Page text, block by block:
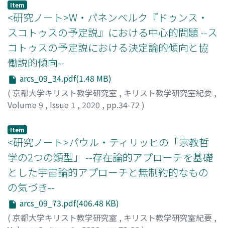
Item
<研究ノート>W・パネンベルク『ドゥンス・
スコトゥスの予定説』における中心的問題 --ス
コトゥスの予定説における決定論的傾向と協
働説的傾向--
arcs_09_34.pdf(1.48 MB)
( 京都大学キリスト教学研究室 , キリスト教学研究室紀要 ,
Volume 9 , Issue 1 , 2020 , pp.34-72 )
Item
<研究ノート>パウル・ティリッヒの「宗教哲
学の2つの類型」 --存在論的アプローチを基礎
とした宇宙論的アプローチと無制約的なもの
の気づき--
arcs_09_73.pdf(406.48 KB)
( 京都大学キリスト教学研究室 , キリスト教学研究室紀要 ,